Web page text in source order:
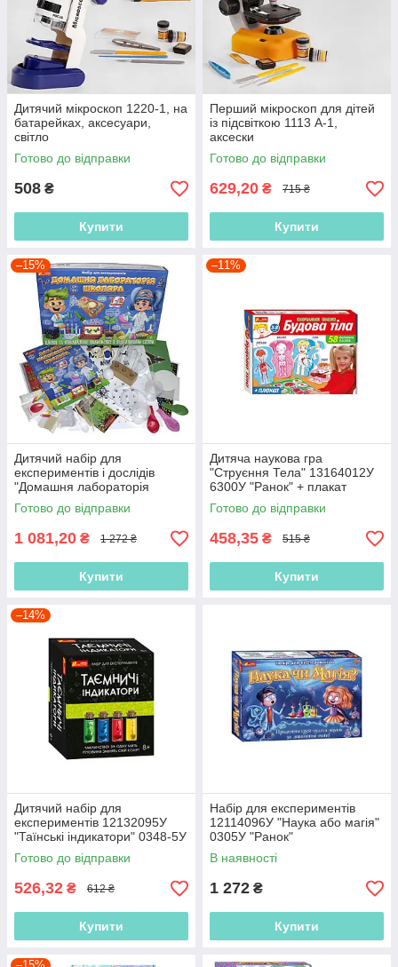
Дитячий мікроскоп 1220-1, на
батарейках, аксесуари,
світло
Готово до відправки
508 ₴
Купити
Перший мікроскоп для дітей
із підсвіткою 1113 A-1,
аксески
Готово до відправки
629,20 ₴ 715 ₴
Купити
–15%
Дитячий набір для
експериментів і дослідів
"Домашня лабораторія
школяра" 1-2 клас.
12132068/9781У "РАНОК"
Готово до відправки
1 081,20 ₴ 1 272 ₴
Купити
–11%
Дитяча наукова гра
"Струєння Тела" 13164012У
6300У "Ранок" + плакат
Готово до відправки
458,35 ₴ 515 ₴
Купити
–14%
Дитячий набір для
експериментів 12132095У
"Таїнські індикатори" 0348-5У
"Ранок"
Готово до відправки
526,32 ₴ 612 ₴
Купити
Набір для експериментів
12114096У "Наука або магія"
0305У "Ранок"
В наявності
1 272 ₴
Купити